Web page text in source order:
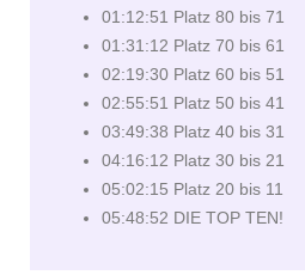
01:12:51 Platz 80 bis 71
01:31:12 Platz 70 bis 61
02:19:30 Platz 60 bis 51
02:55:51 Platz 50 bis 41
03:49:38 Platz 40 bis 31
04:16:12 Platz 30 bis 21
05:02:15 Platz 20 bis 11
05:48:52 DIE TOP TEN!